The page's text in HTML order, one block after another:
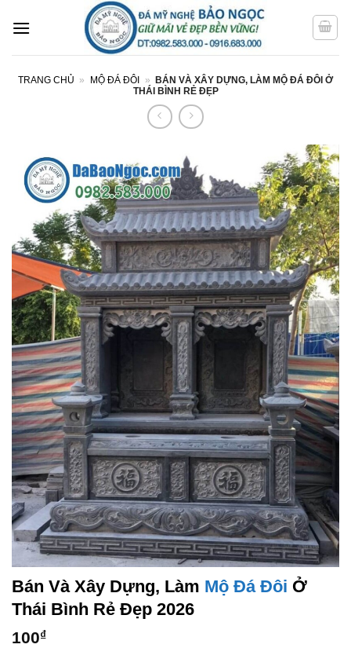
qua
TRANG CHỦ » MỘ ĐÁ ĐÔI »
BÁN VÀ XÂY DỰNG, LÀM MỘ ĐÁ ĐÔI Ở
THÁI BÌNH RẺ ĐẸP
Bán Và Xây Dựng, Làm Mộ Đá Đôi Ở
Thái Bình Rẻ Đẹp 2026
100₫